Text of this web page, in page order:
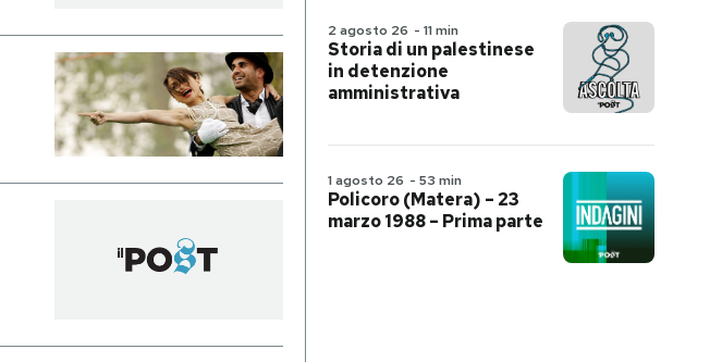
2 agosto 26 - 11 min
Storia di un palestinese
in detenzione
amministrativa
1 agosto 26 - 53 min
Policoro (Matera) – 23
marzo 1988 – Prima parte